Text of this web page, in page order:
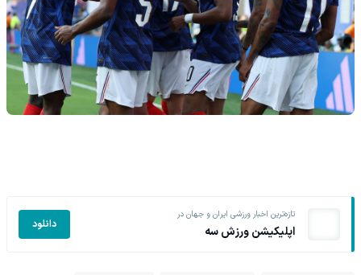
تازه‌ترین اخبار ورزشی ایران و جهان در
اپلیکیشن ورزش سه دانلود